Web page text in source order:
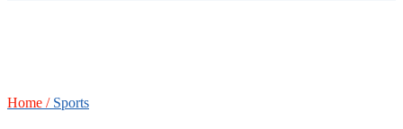
Home / Sports